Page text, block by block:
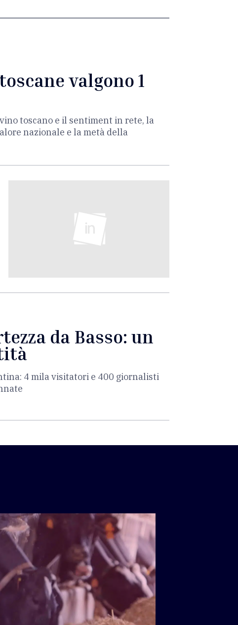
valgono 1
toscano e il sentiment in rete, la
nazionale e la metà della
da Basso: un
4 mila visitatori e 400 giornalisti